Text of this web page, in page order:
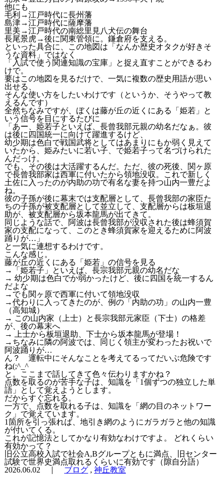
他にも
毛利→江戸時代に長州藩
島津→江戸時代に薩摩藩
里美→江戸時代の南総里見八犬伝の舞台
長尾景虎→後に関東管領に。鎌倉府を支える。
といった具合に、この地図は「なんか歴史オタクが好きそ
うな資料」ではなく
「入試で使う関連知識の宝庫」と捉え直すことができるわ
けで。
要はこの地図を見るだけで、一気に複数の歴史用語が思い
出せる、
そんな使い方をしたいわけです（というか、そうやって教
えるんです）
全然ちなみですが、ぼくは藤が丘の近くにある「姫若」と
いう信号を目にするたびに
「あー、姫若子といえば、長曾我部元親の幼名だなぁ。彼
は後に四国統一に向けて躍進するけど、
幼少期は色白で戦国武将としてはあまりにもか弱く見えて
いたから、姫みたいに若い子、で姫若子って名づけられた
んだっけ。
でも、その後は大活躍するんだ。ただ、彼の死後、関ヶ原
で長曾我部家は西軍に付いたから領地没収。これで新しく
土佐に入ったのが内助の功で有名な妻を持つ山内一豊だよ
ね。
彼の子孫が後に幕末では支配層として、長曾我部の家臣た
ちの子孫が被支配層として並立して、支配層からは板垣退
助が、被支配層から坂本龍馬が出てきて。
同じような話で、阿波は長曾我部が没収された後は蜂須賀
家の支配になって、このとき蜂須賀家を迎えるために阿波
踊りが…」
と一気に連想するわけです。
こんな感じ。
藤が丘の近くにある「姫若」の信号を見る
→「姫若子」といえば、長宗我部元親の幼名だな
→ 幼少期は色白でか弱かったけど、後に四国を統一するん
だよな
→でも関ヶ原で西軍に付いて領地没収
→代わりに入ってきたのが、例の「内助の功」の山内一豊
（高知城）
→ この山内家（上士）と長宗我部元家臣（下士）の格差
が、後の幕末へ
→ 上士から板垣退助、下士から坂本龍馬が登場！
→ちなみに隣の阿波では、同じく領主が変わったお祝いで
阿波踊りが…
ん？ 運転中にそんなことを考えてるってだいぶ危険です
ね(;^_^
と。ここまで話してきて色々伝わりますかね？
点数を取るのが苦手な子は、知識を「1個ずつの独立した単
語」として覚えようとします。
だからすぐ忘れる。
一方で、点数を取れる子は、知識を「網の目のネットワー
ク」で覚えています。
1箇所を引っ張れば、地引き網のようにガラガラと他の知識
が付いてくる。
これが記憶法としてかなり有効なわけですよ。 どれくらい
有効かって？
旧公立高校入試で社会A,Bグループともに満点、旧センター
試験で世界史満点取れるくらいに有効です（隙自分語）
2026.06.02 ｜ ブログ, 神丘教室